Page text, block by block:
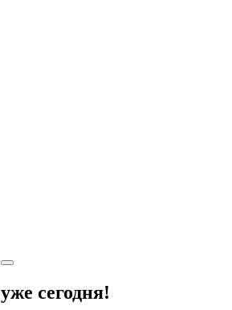
сегодня!